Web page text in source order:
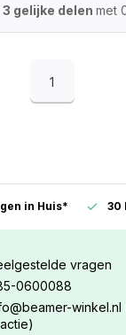
3 gelijke delen met
1
in Huis* 30
vragen
0600088
winkel.nl